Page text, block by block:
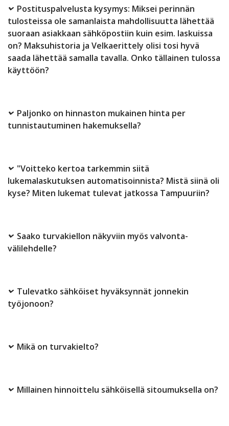
Postituspalvelusta kysymys: Miksei perinnän
tulosteissa ole samanlaista mahdollisuutta lähettää
suoraan asiakkaan sähköpostiin kuin esim. laskuissa
on? Maksuhistoria ja Velkaerittely olisi tosi hyvä
saada lähettää samalla tavalla. Onko tällainen tulossa
käyttöön?
Paljonko on hinnaston mukainen hinta per
tunnistautuminen hakemuksella?
"Voitteko kertoa tarkemmin siitä
lukemalaskutuksen automatisoinnista? Mistä siinä oli
kyse? Miten lukemat tulevat jatkossa Tampuuriin?
Saako turvakiellon näkyviin myös valvonta-
välilehdelle?
Tulevatko sähköiset hyväksynnät jonnekin
työjonoon?
Mikä on turvakielto?
Millainen hinnoittelu sähköisellä sitoumuksella on?